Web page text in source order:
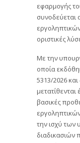
εφαρμογής
συνοδεύεται
οριστικές
Με την
οποία
5313/2026
μετατίθενται
βασικές
την ισχύ των
διαδικασιών